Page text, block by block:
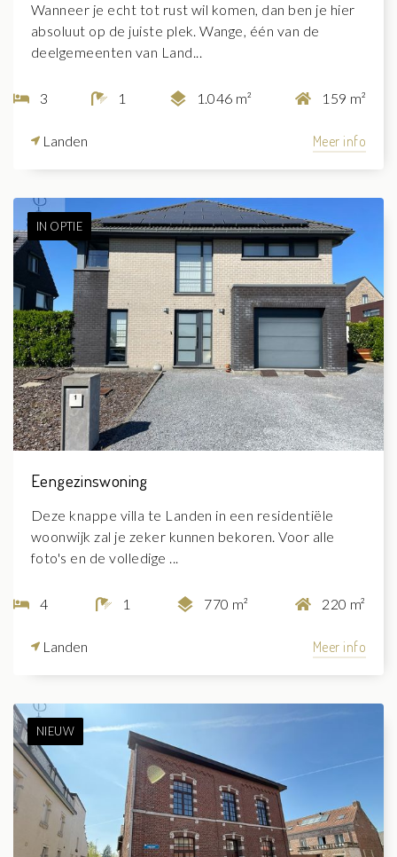
Wanneer je echt tot rust wil komen, dan ben je hier
absoluut op de juiste plek. Wange, één van de
deelgemeenten van Land...
3 1 1.046 m² 159 m²
Landen Meer info
IN OPTIE
Eengezinswoning
Deze knappe villa te Landen in een residentiële
woonwijk zal je zeker kunnen bekoren. Voor alle
foto's en de volledige ...
4 1 770 m² 220 m²
Landen Meer info
NIEUW